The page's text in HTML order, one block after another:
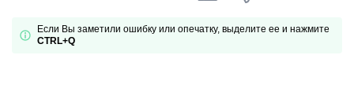
Если Вы заметили ошибку или опечатку, выделите ее и нажмите
CTRL+Q